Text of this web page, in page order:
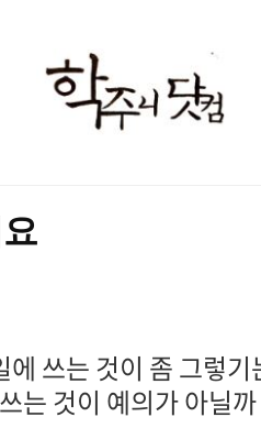
주
에 쓰는 것이 좀 그렇기
는 것이 예의가 아닐